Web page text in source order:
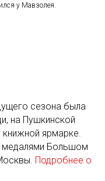
у Мавзолея.
сезона была
на Пушкинской
ярмарке.
медалями Большом
Подробнее о